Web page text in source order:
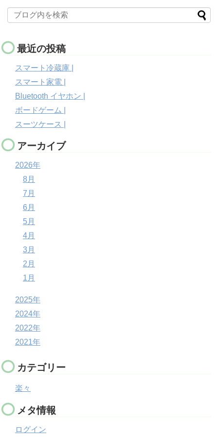
最近の投稿
スマート冷蔵庫 |
スマート家電 |
Bluetooth イヤホン |
ボードゲーム |
スーツケース |
アーカイブ
2026年
8月
7月
6月
5月
4月
3月
2月
1月
2025年
2024年
2022年
2021年
カテゴリー
楽々
メタ情報
ログイン